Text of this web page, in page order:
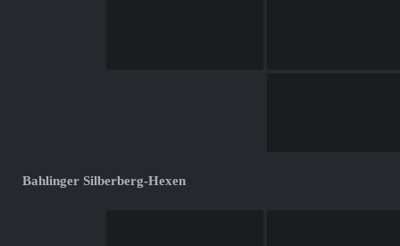
Bahlinger Silberberg-Hexen